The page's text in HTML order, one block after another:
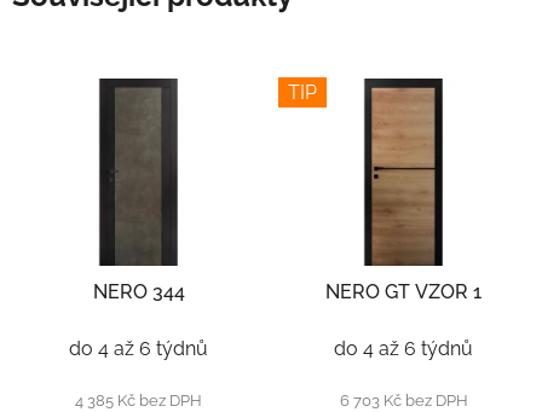
NERO 344
do 4 až 6 týdnů
4 385 Kč bez DPH
TIP
NERO GT VZOR 1
do 4 až 6 týdnů
6 703 Kč bez DPH